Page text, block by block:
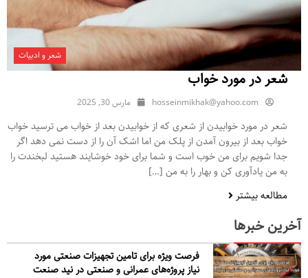
شعر و ادبیات
شعر در مورد خواب
hosseinmikhak@yahoo.com مارس 30, 2025
شعر در مورد خوابیدن از شعری که از خوابیدن بعد از خواب می ترسید خواب
خواب بعد از بیرون آمدن از پلک من اما اشک آن را از دست نمی دهد اگر
جدا شویم برای من خوب است و شما برای خود خوشایند هستید لبخندت را
به من یادآوری کن و بهار را به من […]
مطالعه بیشتر
آخرین خبرها
فرصت ویژه برای تامین تجهیزات صنعتی مورد
نیاز پروژه‌های عمرانی و صنعتی در نید صنعت